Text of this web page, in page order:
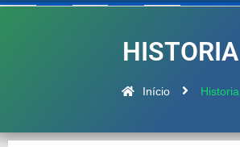
HISTORIA
Início Historia